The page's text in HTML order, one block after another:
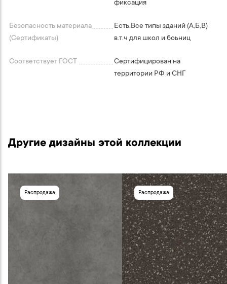
фиксация
Безопасность материала
(Сертификаты)
Есть.Все типы зданий (А,Б,В)
в.т.ч для школ и боьниц
Соответствует ГОСТ
Сертифицирован на
территории РФ и СНГ
Другие дизайны этой коллекции
Распродажа Распродажа